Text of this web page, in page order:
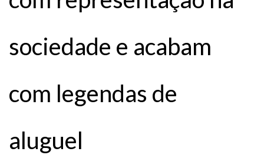
sociedade e acabam
com legendas de
aluguel